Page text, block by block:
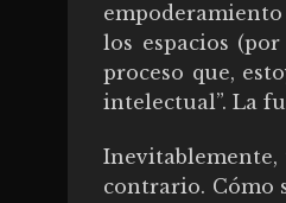
los espacios
proceso que,
intelectual”. La
Inevitablemente,
contrario. Cómo